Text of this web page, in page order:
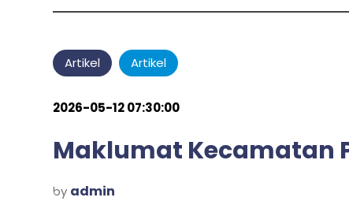
byadmin
Artikel Artikel
2026-05-12 07:30:00
Maklumat Kecamatan
by admin